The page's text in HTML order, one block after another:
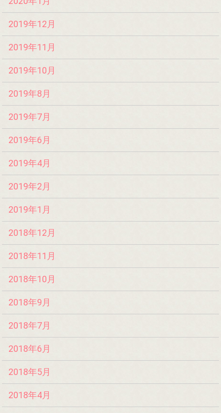
2019年12月
2019年11月
2019年10月
2019年8月
2019年7月
2019年6月
2019年4月
2019年2月
2019年1月
2018年12月
2018年11月
2018年10月
2018年9月
2018年7月
2018年6月
2018年5月
2018年4月